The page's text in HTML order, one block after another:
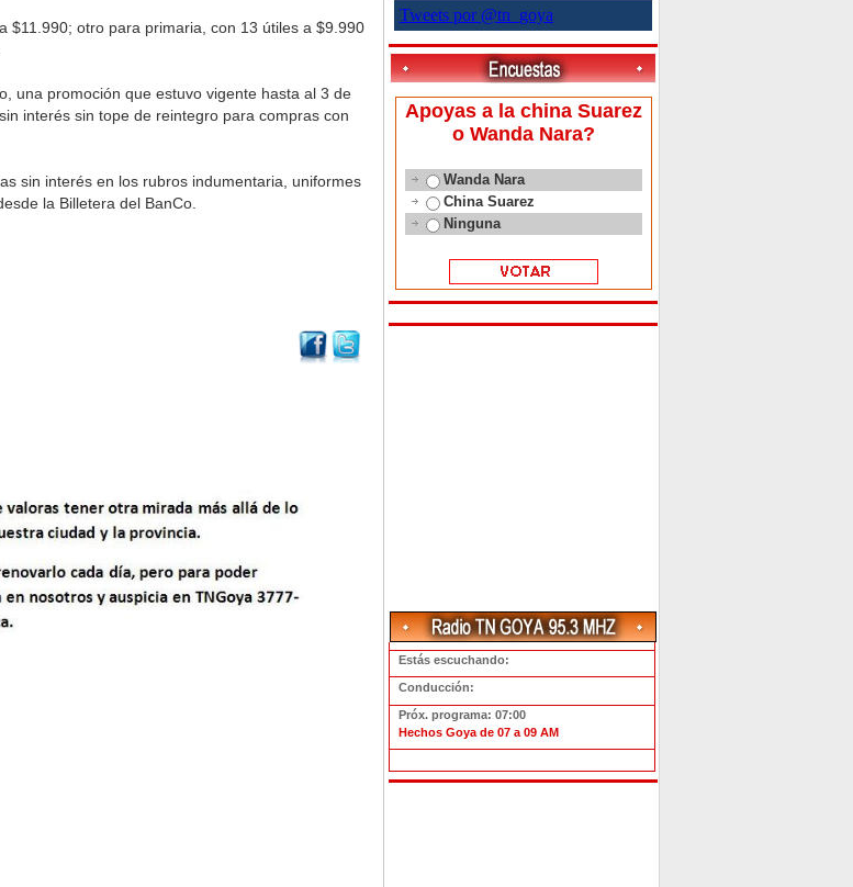
$11.990; otro para primaria, con 13 útiles a $9.990
una promoción que estuvo vigente hasta al 3 de
interés sin tope de reintegro para compras con
sin interés en los rubros indumentaria, uniformes
la Billetera del BanCo.
Tweets por @tn_goya
Apoyas a la china Suarez
o Wanda Nara?
Wanda Nara
China Suarez
Ninguna
Estás escuchando:
Conducción:
Próx. programa: 07:00
Hechos Goya de 07 a 09 AM